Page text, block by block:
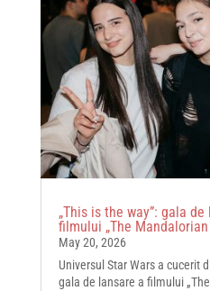
„This is the way”: gala
filmului „The Mandalorian
May 20, 2026
Universul Star Wars a cucerit
gala de lansare a filmului